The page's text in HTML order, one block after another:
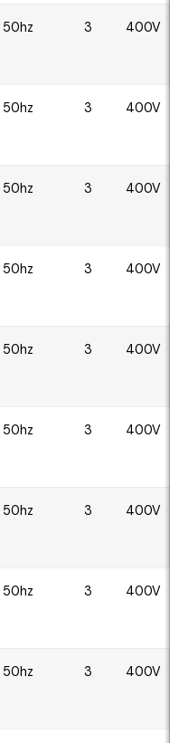
50hz 3 400V
50hz 3 400V
50hz 3 400V
50hz 3 400V
50hz 3 400V
50hz 3 400V
50hz 3 400V
50hz 3 400V
50hz 3 400V